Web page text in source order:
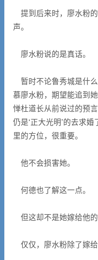
提到后来时，廖水粉
声。
廖水粉说的是真话。
暂时不论鲁秀城是什
慕廖水粉，期望能追到
惮杜道长从前说过的预
仍是‘正大光明’的去求
里的方位，很重要。
他不会损害她。
何德也了解这一点。
但这却不是她嫁给他的
仅仅，廖水粉除了嫁给